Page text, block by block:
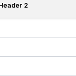
2